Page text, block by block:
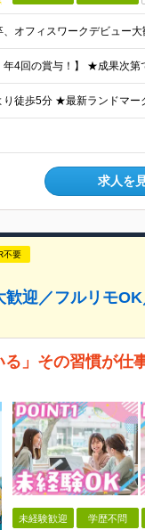
求人を
不要
迎／フルリモOK
る」その習慣が
未経験歓迎 学歴不問